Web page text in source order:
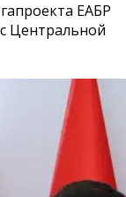
ЕАБР
Центральной